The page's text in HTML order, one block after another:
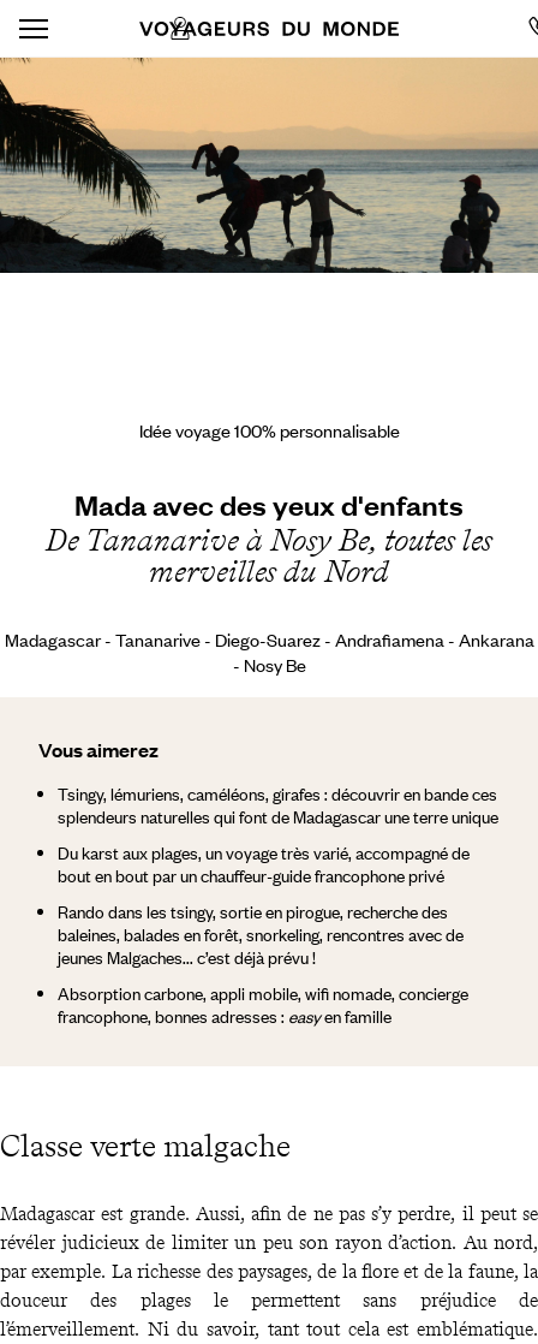
Idée voyage 100% personnalisable
Mada avec des yeux d'enfants
De Tananarive à Nosy Be, toutes les
merveilles du Nord
Madagascar - Tananarive - Diego-Suarez - Andrafiamena - Ankarana
- Nosy Be
Classe verte malgache
Vous aimerez
Tsingy, lémuriens, caméléons, girafes : découvrir en bande ces
splendeurs naturelles qui font de Madagascar une terre unique
Du karst aux plages, un voyage très varié, accompagné de
bout en bout par un chauffeur-guide francophone privé
Rando dans les tsingy, sortie en pirogue, recherche des
baleines, balades en forêt, snorkeling, rencontres avec de
jeunes Malgaches... c’est déjà prévu !
Absorption carbone, appli mobile, wifi nomade, concierge
francophone, bonnes adresses : easyen famille
Madagascar est grande. Aussi, afin de ne pas s’y perdre, il peut se
révéler judicieux de limiter un peu son rayon d’action. Au nord,
par exemple. La richesse des paysages, de la flore et de la faune, la
douceur des plages le permettent sans préjudice de
l’émerveillement. Ni du savoir, tant tout cela est emblématique.